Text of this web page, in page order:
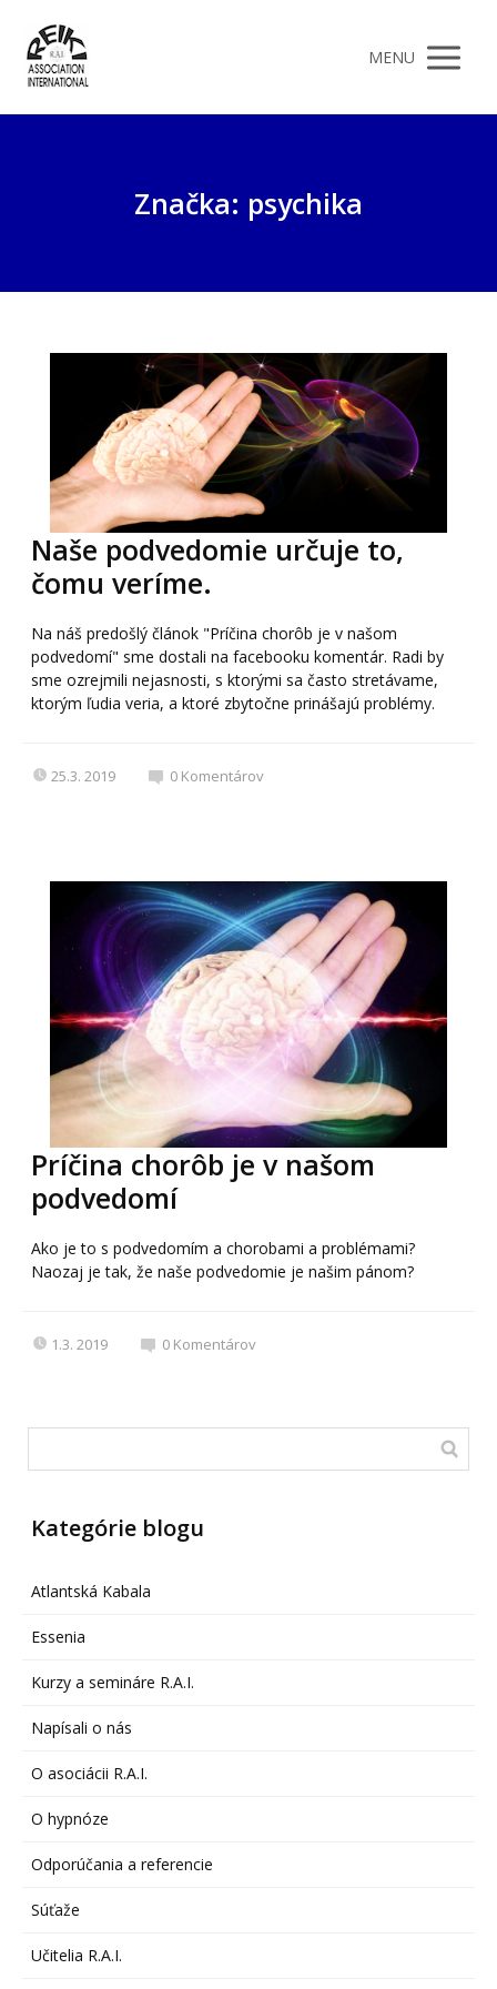
MENU
Značka: psychika
Naše podvedomie určuje to,
čomu veríme.
Na náš predošlý článok "Príčina chorôb je v našom
podvedomí" sme dostali na facebooku komentár. Radi by
sme ozrejmili nejasnosti, s ktorými sa často stretávame,
ktorým ľudia veria, a ktoré zbytočne prinášajú problémy.
25.3. 2019 0 Komentárov
Príčina chorôb je v našom
podvedomí
Ako je to s podvedomím a chorobami a problémami?
Naozaj je tak, že naše podvedomie je našim pánom?
1.3. 2019 0 Komentárov
Kategórie blogu
Atlantská Kabala
Essenia
Kurzy a semináre R.A.I.
Napísali o nás
O asociácii R.A.I.
O hypnóze
Odporúčania a referencie
Súťaže
Učitelia R.A.I.